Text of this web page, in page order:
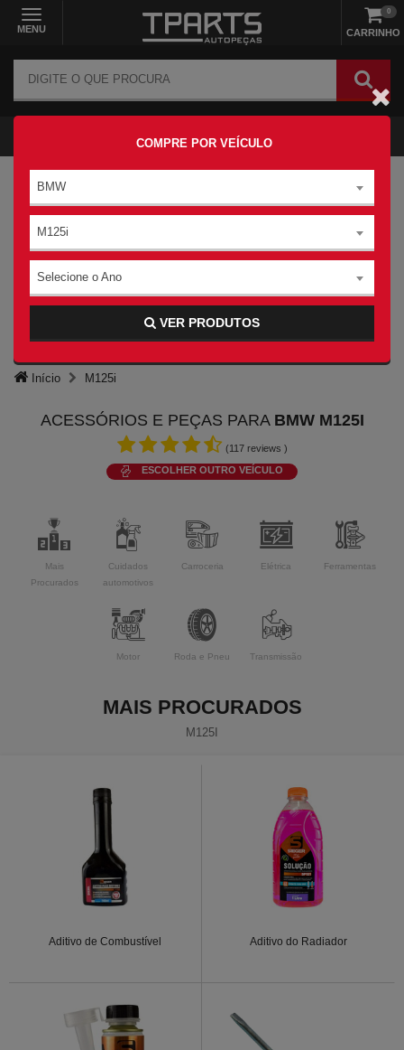
MENU CARRINHO
0
COMPRE POR VEÍCULO
BMW
M125i
Selecione o Ano
VER PRODUTOS
Início M125i
ACESSÓRIOS E PEÇAS PARA BMW M125I
(117reviews )
ESCOLHER OUTRO VEÍCULO
Mais
Procurados
Cuidados
automotivos
Carroceria Elétrica Ferramentas
Motor Roda e Pneu Transmissão
MAIS PROCURADOS
M125I
Aditivo de Combustível Aditivo do Radiador